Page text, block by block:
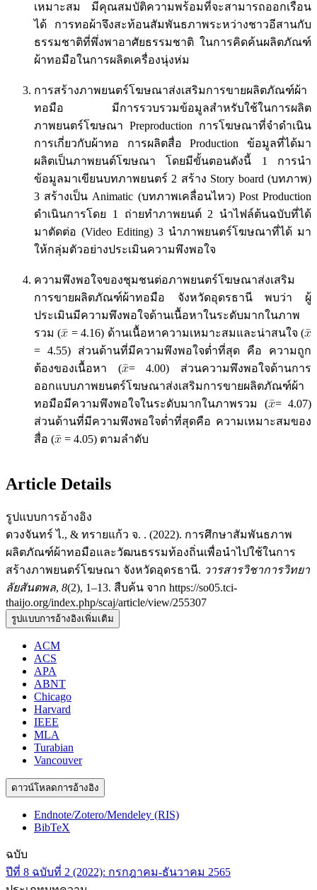
เหมาะสม มีคุณสมบัติความพร้อมที่จะสามารถออกเรือน
ได้ การทอผ้าจึงสะท้อนสัมพันธภาพระหว่างชาวอีสานกับ
ธรรมชาติที่พึ่งพาอาศัยธรรมชาติ ในการคิดค้นผลิตภัณฑ์
ผ้าทอมือในการผลิตเครื่องนุ่งห่ม
การสร้างภาพยนตร์โฆษณาส่งเสริมการขายผลิตภัณฑ์ผ้า
ทอมือ มีการรวบรวมข้อมูลสำหรับใช้ในการผลิต
ภาพยนตร์โฆษณา Preproduction การโฆษณาที่จำดำเนิน
การเกี่ยวกับผ้าทอ การผลิตสื่อ Production ข้อมูลที่ได้มา
ผลิตเป็นภาพยนต์โฆษณา โดยมีขั้นตอนดังนี้ 1 การนำ
ข้อมูลมาเขียนบทภาพยนตร์ 2 สร้าง Story board (บทภาพ)
3 สร้างเป็น Animatic (บทภาพเคลื่อนไหว) Post Production
ดำเนินการโดย 1 ถ่ายทำภาพยนต์ 2 นำไฟล์ต้นฉบับที่ได้
มาตัดต่อ (Video Editing) 3 นำภาพยนตร์โฆษณาที่ได้ มา
ให้กลุ่มตัวอย่างประเมินความพึงพอใจ
ความพึงพอใจของชุมชนต่อภาพยนตร์โฆษณาส่งเสริม
การขายผลิตภัณฑ์ผ้าทอมือ จังหวัดอุดรธานี พบว่า ผู้
ประเมินมีความพึงพอใจด้านเนื้อหาในระดับมากในภาพ
รวม (
= 4.16) ด้านเนื้อหาความเหมาะสมและน่าสนใจ (
= 4.55) ส่วนด้านที่มีความพึงพอใจต่ำที่สุด คือ ความถูก
ต้องของเนื้อหา ( = 4.00) ส่วนความพึงพอใจด้านการ
ออกแบบภาพยนตร์โฆษณาส่งเสริมการขายผลิตภัณฑ์ผ้า
ทอมือมีความพึงพอใจในระดับมากในภาพรวม ( = 4.07)
ส่วนด้านที่มีความพึงพอใจต่ำที่สุดคือ ความเหมาะสมของ
สื่อ (
= 4.05) ตามลำดับ
Article Details
รูปแบบการอ้างอิง
ดวงจันทร์ ไ., & ทรายแก้ว จ. . (2022). การศึกษาสัมพันธภาพ
ผลิตภัณฑ์ผ้าทอมือและวัฒนธรรมท้องถิ่นเพื่อนำไปใช้ในการ
สร้างภาพยนตร์โฆษณา จังหวัดอุดรธานี. วารสารวิชาการวิทยา
ลัยสันตพล, 8(2), 1–13. สืบค้น จาก https://so05.tci-
thaijo.org/index.php/scaj/article/view/255307
รูปแบบการอ้างอิงเพิ่มเติม
ACM
ACS
APA
ABNT
Chicago
Harvard
IEEE
MLA
Turabian
Vancouver
ดาวน์โหลดการอ้างอิง
Endnote/Zotero/Mendeley (RIS)
BibTeX
ฉบับ
ปีที่ 8 ฉบับที่ 2 (2022): กรกฎาคม-ธันวาคม 2565